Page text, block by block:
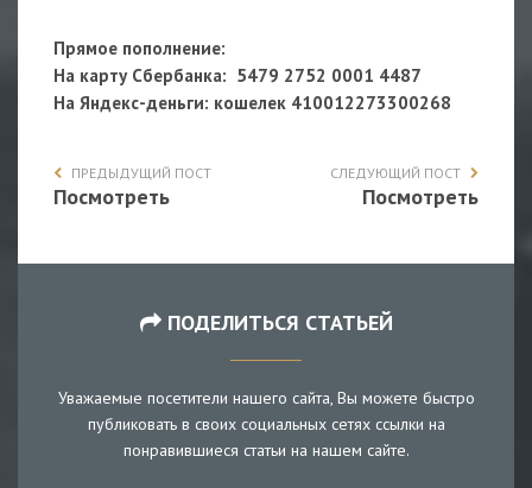
Прямое пополнение:
На карту Сбербанка: 5479 2752 0001 4487
На Яндекс-деньги: кошелек 410012273300268
ПРЕДЫДУЩИЙ ПОСТ
Посмотреть
СЛЕДУЮЩИЙ ПОСТ
Посмотреть
ПОДЕЛИТЬСЯ СТАТЬЕЙ
Уважаемые посетители нашего сайта, Вы можете быстро
публиковать в своих социальных сетях ссылки на
понравившиеся статьи на нашем сайте.